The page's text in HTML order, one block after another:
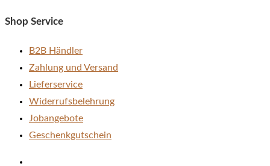
Shop Service
B2B Händler
Zahlung und Versand
Lieferservice
Widerrufsbelehrung
Jobangebote
Geschenkgutschein